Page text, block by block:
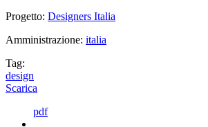
Progetto: Designers Italia
Amministrazione: italia
Tag:
design
Scarica
pdf